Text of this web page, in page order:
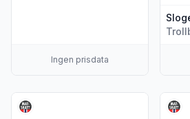
Ingen prisdata
Vis flere detaljer for produktet Vis